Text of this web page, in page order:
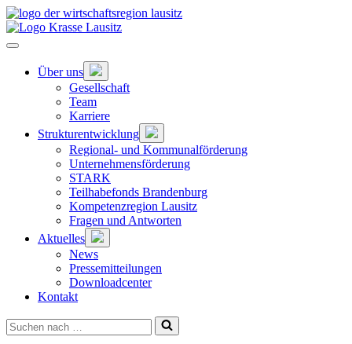
Zum
Hauptinhalt
springen
Hauptnavigation
Über uns
Untermenü
öffnen
Gesellschaft
Team
Karriere
Strukturentwicklung
Untermenü
öffnen
Regional- und Kommunalförderung
Unternehmensförderung
STARK
Teilhabefonds Brandenburg
Kompetenzregion Lausitz
Fragen und Antworten
Aktuelles
Untermenü
öffnen
News
Pressemitteilungen
Downloadcenter
Kontakt
Suchen
nach …